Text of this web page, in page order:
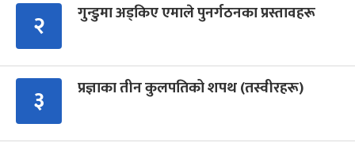
२ गुन्डुमा अड्किए एमाले पुनर्गठनका प्रस्तावहरू
३ प्रज्ञाका तीन कुलपतिको शपथ (तस्वीरहरू)